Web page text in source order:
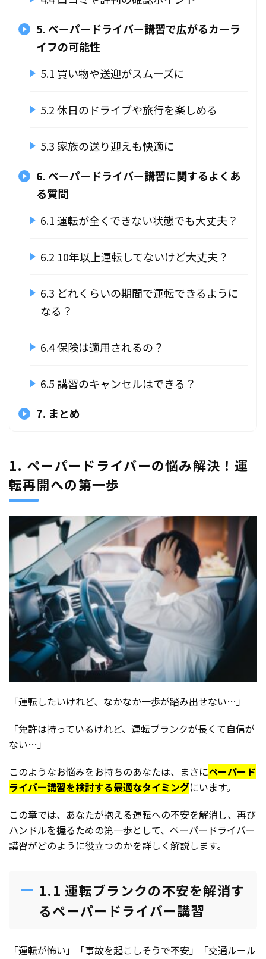
5. ペーパードライバー講習で広がるカーラ
イフの可能性
5.1 買い物や送迎がスムーズに
5.2 休日のドライブや旅行を楽しめる
5.3 家族の送り迎えも快適に
6. ペーパードライバー講習に関するよくあ
る質問
6.1 運転が全くできない状態でも大丈夫？
6.2 10年以上運転してないけど大丈夫？
6.3 どれくらいの期間で運転できるように
なる？
6.4 保険は適用されるの？
6.5 講習のキャンセルはできる？
7. まとめ
1. ペーパードライバーの悩み解決！運
転再開への第一歩
「運転したいけれど、なかなか一歩が踏み出せない…」
「免許は持っているけれど、運転ブランクが長くて自信が
ない…」
このようなお悩みをお持ちのあなたは、まさにペーパード
ライバー講習を検討する最適なタイミングにいます。
この章では、あなたが抱える運転への不安を解消し、再び
ハンドルを握るための第一歩として、ペーパードライバー
講習がどのように役立つのかを詳しく解説します。
1.1 運転ブランクの不安を解消す
るペーパードライバー講習
「運転が怖い」「事故を起こしそうで不安」「交通ルール